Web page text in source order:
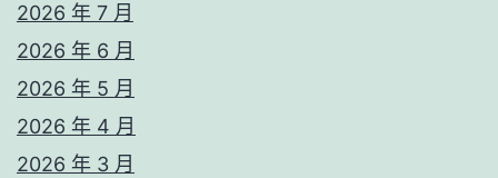
2026 年 7 月
2026 年 6 月
2026 年 5 月
2026 年 4 月
2026 年 3 月